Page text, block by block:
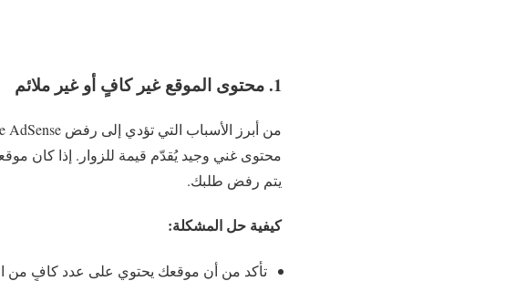
1. محتوى الموقع غير كافٍ أو غير ملائم
محتوى غني وجيد يُقدّم قيمة للزوار. إذا كان
يتم رفض طلبك.
كيفية حل المشكلة:
تأكد من أن موقعك يحتوي على عدد كافٍ من